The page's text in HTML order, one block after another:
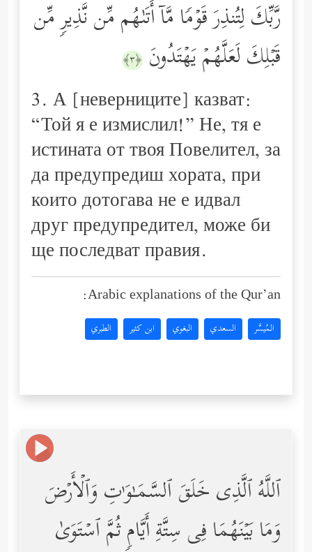
رَّبِّكَ لِتُنذِرَ قَوۡمࣰا مَّاۤ أَتَىٰهُم مِّن نَّذِیرࣲ مِّن
قَبۡلِكَ لَعَلَّهُمۡ یَهۡتَدُونَ ﴿٣﴾
3. А [неверниците] казват:
“Той я е измислил!” Не, тя е
истината от твоя Повелител, за
да предупредиш хората, при
които дотогава не е идвал
друг предупредител, може би
ще последват правия.
Arabic explanations of the Qur’an:
المُيسَّر السعدي البغوي ابن كثير الطبري
ٱللَّهُ ٱلَّذِی خَلَقَ ٱلسَّمَـٰوَ ٰ⁠تِ وَٱلۡأَرۡضَ
وَمَا بَیۡنَهُمَا فِی سِتَّةِ أَیَّامࣲ ثُمَّ ٱسۡتَوَىٰ